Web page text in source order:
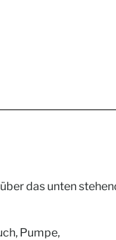
das unten
Pumpe,